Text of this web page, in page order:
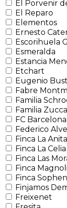
El Porvenir
El Reparo
Elementos
Ernesto
Escorihuela
Esmeralda
Estancia
Etchart
Eugenio
Fabre
Familia
Familia
FC Barcelona
Federico
Finca La Anita
Finca La Celia
Finca Las
Finca
Finca
Finjamos
Freixenet